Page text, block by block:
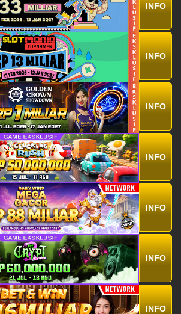
INFO
INFO
INFO
INFO
INFO
INFO
INFO